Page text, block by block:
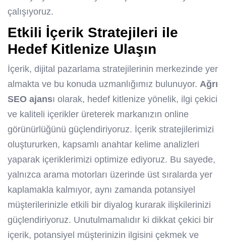
çalışıyoruz.
Etkili İçerik Stratejileri ile
Hedef Kitlenize Ulaşın
İçerik, dijital pazarlama stratejilerinin merkezinde yer
almakta ve bu konuda uzmanlığımız bulunuyor. Ağrı
SEO ajansı olarak, hedef kitlenize yönelik, ilgi çekici
ve kaliteli içerikler üreterek markanızın online
görünürlüğünü güçlendiriyoruz. İçerik stratejilerimizi
oluştururken, kapsamlı anahtar kelime analizleri
yaparak içeriklerimizi optimize ediyoruz. Bu sayede,
yalnızca arama motorları üzerinde üst sıralarda yer
kaplamakla kalmıyor, aynı zamanda potansiyel
müşterilerinizle etkili bir diyalog kurarak ilişkilerinizi
güçlendiriyoruz. Unutulmamalıdır ki dikkat çekici bir
içerik, potansiyel müşterinizin ilgisini çekmek ve